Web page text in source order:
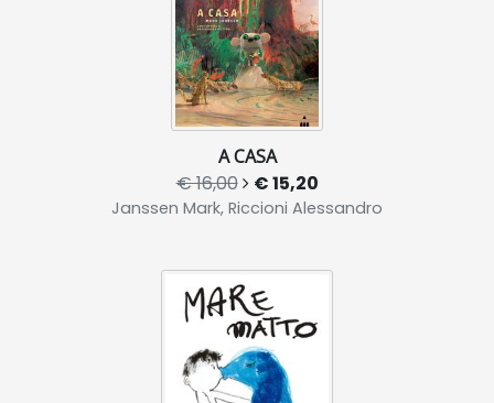
A CASA
€ 16,00 € 15,20
Janssen Mark, Riccioni Alessandro